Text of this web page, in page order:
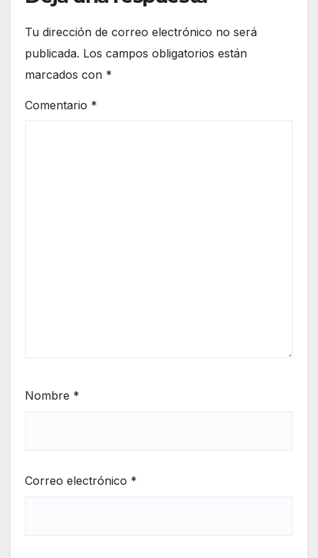
Tu dirección de correo electrónico no será
publicada. Los campos obligatorios están
marcados con *
Comentario *
Nombre *
Correo electrónico *